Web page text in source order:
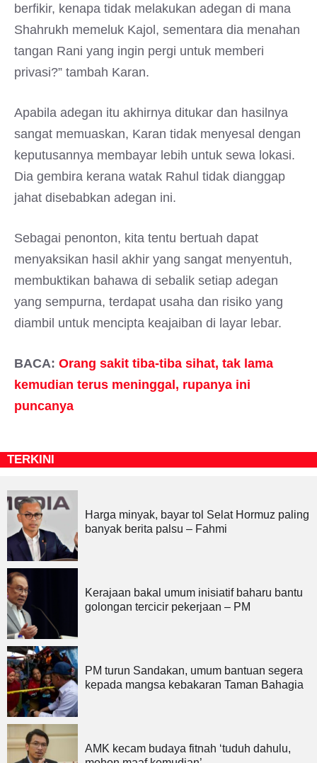
berfikir, kenapa tidak melakukan adegan di mana
Shahrukh memeluk Kajol, sementara dia menahan
tangan Rani yang ingin pergi untuk memberi
privasi?” tambah Karan.
Apabila adegan itu akhirnya ditukar dan hasilnya
sangat memuaskan, Karan tidak menyesal dengan
keputusannya membayar lebih untuk sewa lokasi.
Dia gembira kerana watak Rahul tidak dianggap
jahat disebabkan adegan ini.
Sebagai penonton, kita tentu bertuah dapat
menyaksikan hasil akhir yang sangat menyentuh,
membuktikan bahawa di sebalik setiap adegan
yang sempurna, terdapat usaha dan risiko yang
diambil untuk mencipta keajaiban di layar lebar.
BACA: Orang sakit tiba-tiba sihat, tak lama
kemudian terus meninggal, rupanya ini
puncanya
TERKINI
Harga minyak, bayar tol Selat Hormuz paling
banyak berita palsu – Fahmi
Kerajaan bakal umum inisiatif baharu bantu
golongan tercicir pekerjaan – PM
PM turun Sandakan, umum bantuan segera
kepada mangsa kebakaran Taman Bahagia
AMK kecam budaya fitnah ‘tuduh dahulu,